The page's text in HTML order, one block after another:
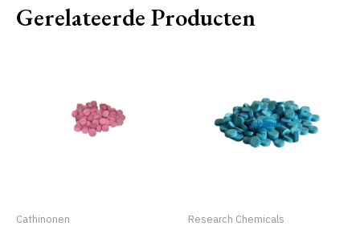
Gerelateerde Producten
Cathinonen Research Chemicals